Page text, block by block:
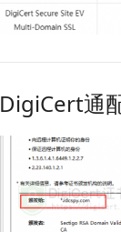
DigiCert通